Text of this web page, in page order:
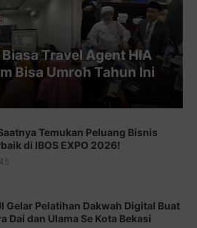
Travel Agent HIA
Bisa Umroh Tahun Ini
Temukan Peluang Bisnis
di IBOS EXPO 2026!
Gelar Pelatihan Dakwah Digital Buat
Dai dan Ulama Se Kota Bekasi